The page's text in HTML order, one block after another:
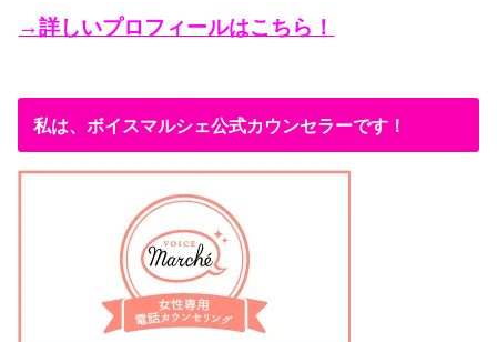
→詳しいプロフィールはこちら！
私は、ボイスマルシェ公式カウンセラーです！